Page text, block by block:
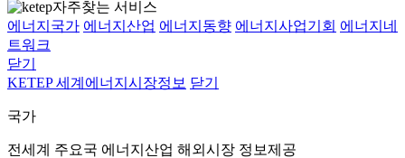
자주찾는 서비스
에너지국가 에너지산업 에너지동향 에너지사업기회 에너지네
트워크
닫기
KETEP 세계에너지시장정보 닫기
국가
전세계 주요국 에너지산업 해외시장 정보제공